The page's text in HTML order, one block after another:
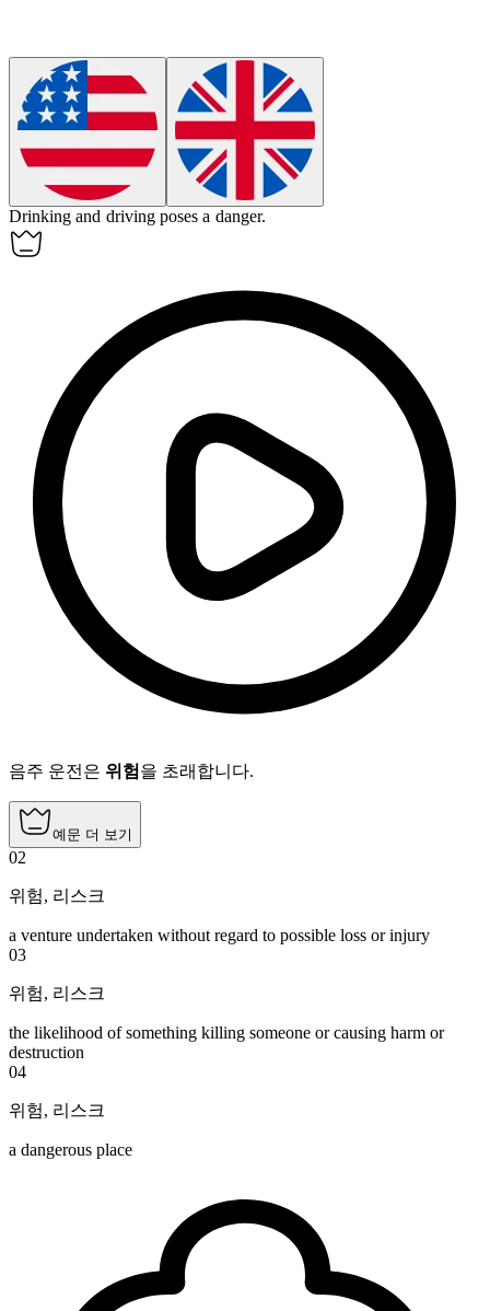
Drinking and driving poses a danger.
음주 운전은 위험 을 초래합니다.
예문 더 보기
02
위험, 리스크
a venture undertaken without regard to possible loss or injury
03
위험, 리스크
the likelihood of something killing someone or causing harm or
destruction
04
위험, 리스크
a dangerous place